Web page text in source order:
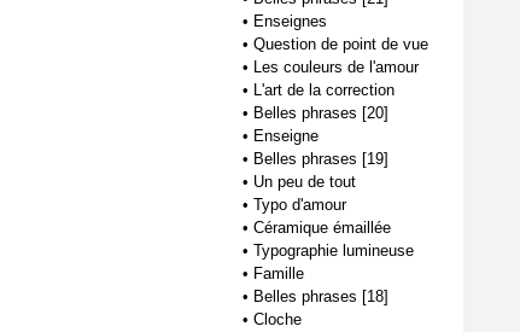
• Enseignes
• Question de point de vue
• Les couleurs de l'amour
• L'art de la correction
• Belles phrases [20]
• Enseigne
• Belles phrases [19]
• Un peu de tout
• Typo d'amour
• Céramique émaillée
• Typographie lumineuse
• Famille
• Belles phrases [18]
• Cloche